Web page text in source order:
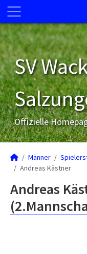
SV
Offizielle
Männer
Andreas Kästner
Andreas